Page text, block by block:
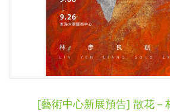
[藝術中心新展預告] 散花－